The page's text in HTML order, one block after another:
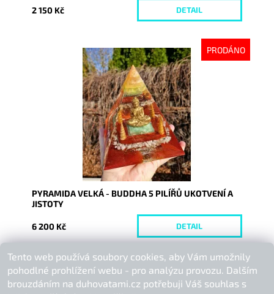
2 150 Kč DETAIL
PRODÁNO
Vyprodáno
9995
PYRAMIDA VELKÁ - BUDDHA 5 PILÍŘŮ UKOTVENÍ A
JISTOTY
6 200 Kč DETAIL
Buďte první, kdo napíše příspěvek k této položce.
Přidat komentář
Tento web používá soubory cookies, aby Vám umožnily
pohodlné prohlížení webu - pro analýzu provozu. Dalším
brouzdáním na duhovatami.cz potřebuji Váš souhlas s